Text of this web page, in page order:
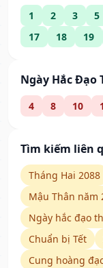
1 2 3 5
17
18 19
Ngày Hắc Đạo
4 8 10
Tìm kiếm liên
Tháng Hai 2088
Mậu Thân năm
Ngày hắc đạo
Chuẩn bị Tết
Cung hoàng